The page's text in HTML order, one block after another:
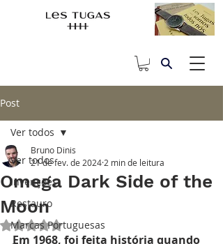
Post
Ver todos
Invenções
Restauro
Marcas Portuguesas
Ver todos
Omega Dark Side of the
Moon
Bruno Dinis
21 de fev. de 2024 2 min de leitura
Avaliado com NaN de 5 estrelas.
Em 1968, foi feita história quando